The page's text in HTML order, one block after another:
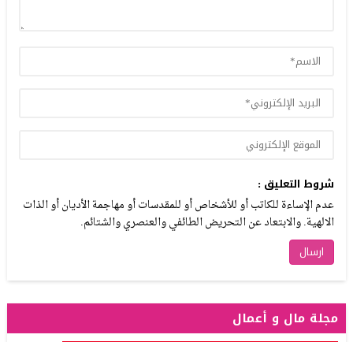
شروط التعليق :
عدم الإساءة للكاتب أو للأشخاص أو للمقدسات أو مهاجمة الأديان أو الذات
الالهية. والابتعاد عن التحريض الطائفي والعنصري والشتائم.
مجلة مال و أعمال